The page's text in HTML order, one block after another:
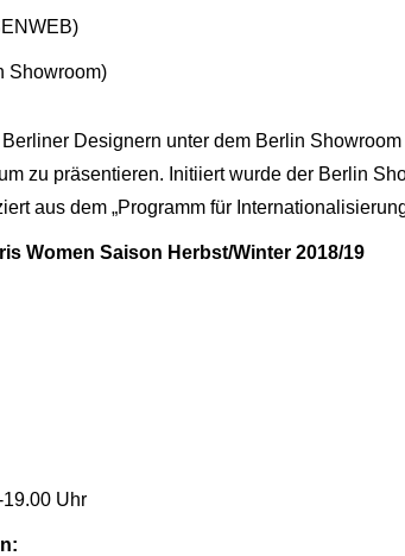
Showroom)
Designern unter dem Berlin
zu präsentieren. Initiiert wurde der Berlin
aus dem „Programm für
Women Saison Herbst/Winter 2018/19
Uhr